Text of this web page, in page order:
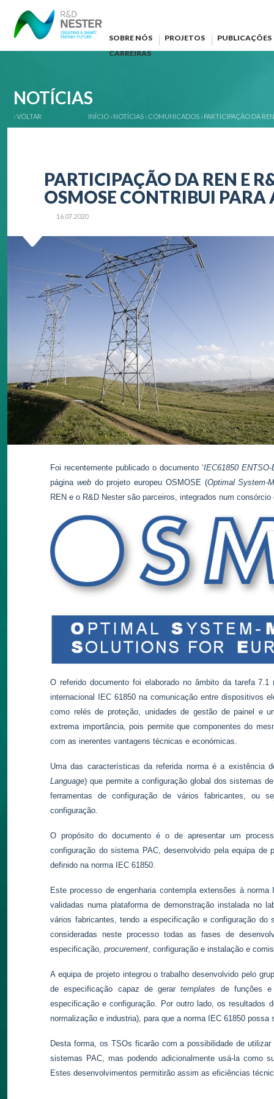
SOBRE NÓS PROJETOS
PUBLICAÇÕES
CARREIRAS
NOTÍCIAS
‹ VOLTAR INÍCIO › NOTÍCIAS › COMUNICADOS › PARTICIPAÇÃO DA
PARTICIPAÇÃO DA REN E
OSMOSE CONTRIBUI
16.07.2020
Foi recentemente publicado o documento ‘IEC61850
página webdo projeto europeu OSMOSE (Optimal System-
REN e o R&D Nester são parceiros, integrados num
O referido documento foi elaborado no âmbito da tarefa
internacional IEC 61850 na comunicação entre dispositivos
como relés de proteção, unidades de gestão de painel e
extrema importância, pois permite que componentes do
com as inerentes vantagens técnicas e económicas.
Uma das características da referida norma é a existência
Language) que permite a configuração global dos sistemas
ferramentas de configuração de vários fabricantes, ou
configuração.
O propósito do documento é o de apresentar um
configuração do sistema PAC, desenvolvido pela equipa
definido na norma IEC 61850.
Este processo de engenharia contempla extensões à
validadas numa plataforma de demonstração instalada no
vários fabricantes, tendo a especificação e configuração do
consideradas neste processo todas as fases de
especificação, procurement , configuração e instalação e
A equipa de projeto integrou o trabalho desenvolvido pelo
de especificação capaz de gerartemplates de funções e
especificação e configuração. Por outro lado, os resultados
normalização e industria), para que a norma IEC 61850
Desta forma, os TSOs ficarão com a possibilidade de
sistemas PAC, mas podendo adicionalmente usá-la como
Estes desenvolvimentos permitirão assim as eficiências